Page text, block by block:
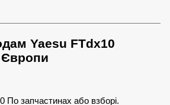
Yaesu FTdx10
Європи
По запчастинах або взборі.